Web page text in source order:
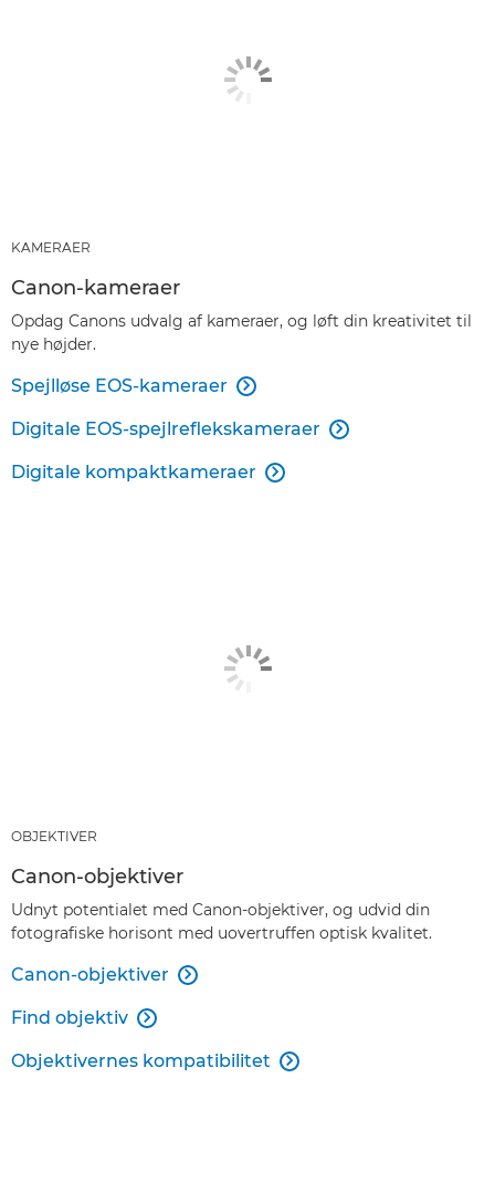
KAMERAER
Canon-kameraer
Opdag Canons udvalg af kameraer, og løft din kreativitet til
nye højder.
Spejlløse EOS-kameraer 
Digitale EOS-spejlreflekskameraer 
Digitale kompaktkameraer 
OBJEKTIVER
Canon-objektiver
Udnyt potentialet med Canon-objektiver, og udvid din
fotografiske horisont med uovertruffen optisk kvalitet.
Canon-objektiver 
Find objektiv 
Objektivernes kompatibilitet 